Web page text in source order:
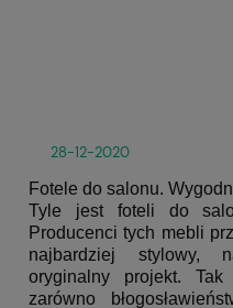
28-12-2020
Fotele do salonu.
Tyle jest foteli do
Producenci tych mebli
najbardziej stylowy,
oryginalny projekt.
zarówno